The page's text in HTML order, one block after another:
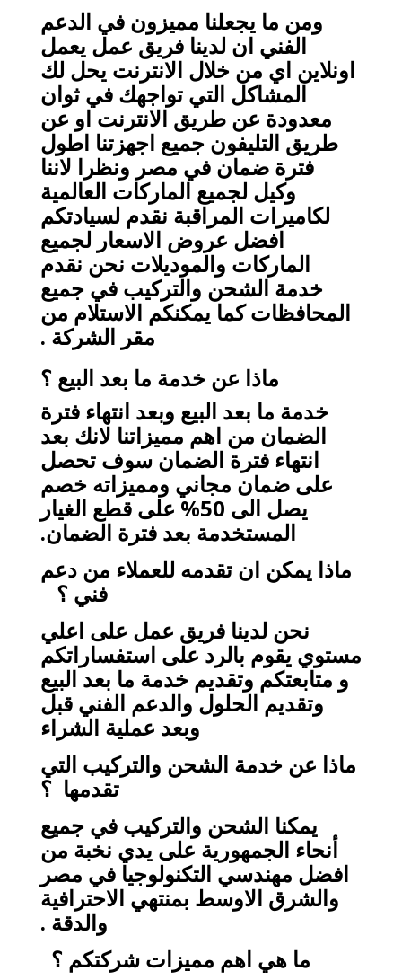
ومن ما يجعلنا مميزون في الدعم
الفني ان لدينا فريق عمل يعمل
اونلاين اي من خلال الانترنت يحل لك
المشاكل التي تواجهك في ثوان
معدودة عن طريق الانترنت او عن
طريق التليفون جميع اجهزتنا اطول
فترة ضمان في مصر ونظرا لاننا
وكيل لجميع الماركات العالمية
لكاميرات المراقبة نقدم لسيادتكم
افضل عروض الاسعار لجميع
الماركات والموديلات نحن نقدم
خدمة الشحن والتركيب في جميع
المحافظات كما يمكنكم الاستلام من
مقر الشركة .
ماذا عن خدمة ما بعد البيع ؟
خدمة ما بعد البيع وبعد انتهاء فترة
الضمان من اهم مميزاتنا لانك بعد
انتهاء فترة الضمان سوف تحصل
على ضمان مجاني ومميزاته خصم
يصل الى 50% على قطع الغيار
المستخدمة بعد فترة الضمان.
ماذا يمكن ان تقدمه للعملاء من دعم
فني ؟
نحن لدينا فريق عمل على اعلي
مستوي يقوم بالرد على استفساراتكم
و متابعتكم وتقديم خدمة ما بعد البيع
وتقديم الحلول والدعم الفني قبل
وبعد عملية الشراء
ماذا عن خدمة الشحن والتركيب التي
تقدمها ؟
يمكنا الشحن والتركيب في جميع
أنحاء الجمهورية على يدي نخبة من
افضل مهندسي التكنولوجيا في مصر
والشرق الاوسط بمنتهي الاحترافية
والدقة .
ما هي اهم مميزات شركتكم ؟